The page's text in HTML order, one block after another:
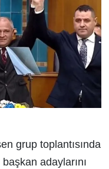
grup toplantısında
adaylarını